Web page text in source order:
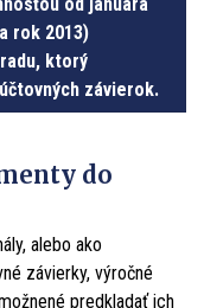
rok 2013)
ktorý
závierok.
do
alebo ako
závierky, výročné
predkladať ich